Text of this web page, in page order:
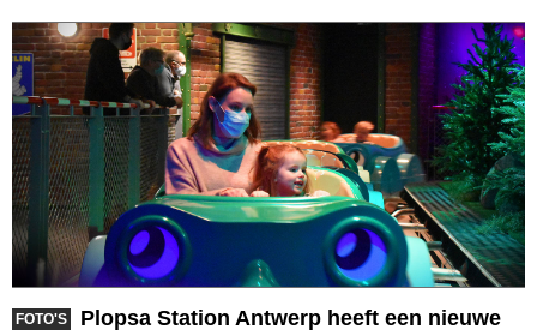
FOTO'S
Plopsa Station Antwerp heeft een nieuwe